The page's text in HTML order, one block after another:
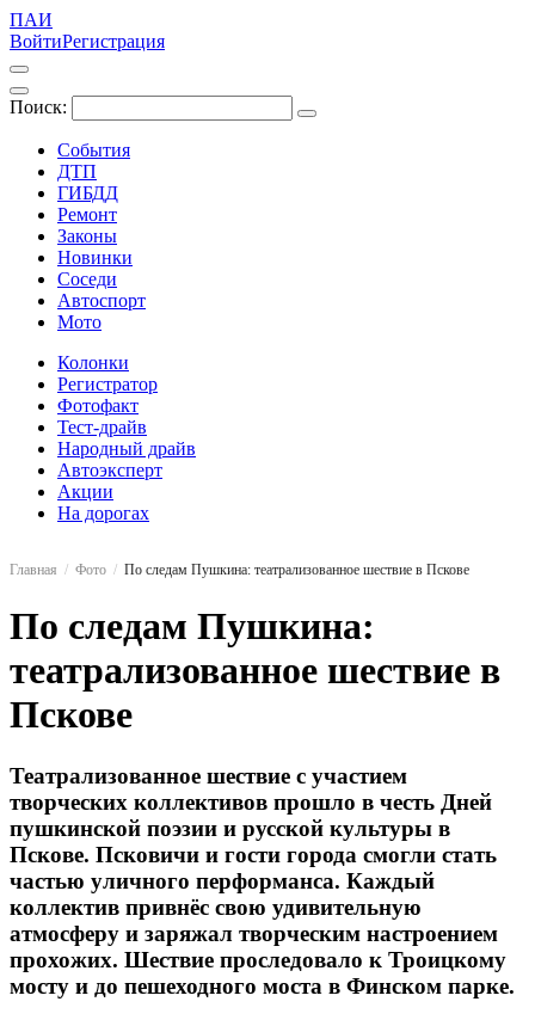
ПАИ
ВойтиРегистрация
Поиск:
События
ДТП
ГИБДД
Ремонт
Законы
Новинки
Соседи
Автоспорт
Мото
Колонки
Регистратор
Фотофакт
Тест-драйв
Народный драйв
Автоэксперт
Акции
На дорогах
Главная Фото По следам Пушкина: театрализованное шествие в Пскове
По следам Пушкина:
театрализованное шествие в
Пскове
Театрализованное шествие с участием
творческих коллективов прошло в честь Дней
пушкинской поэзии и русской культуры в
Пскове. Псковичи и гости города смогли стать
частью уличного перформанса. Каждый
коллектив привнёс свою удивительную
атмосферу и заряжал творческим настроением
прохожих. Шествие проследовало к Троицкому
мосту и до пешеходного моста в Финском парке.